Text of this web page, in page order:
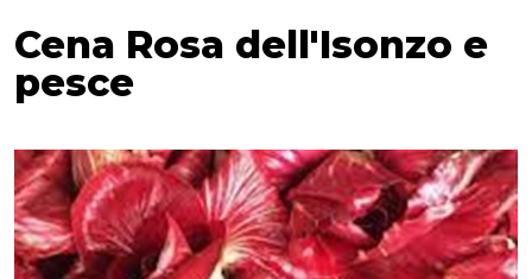
Cena Rosa dell'Isonzo e
pesce